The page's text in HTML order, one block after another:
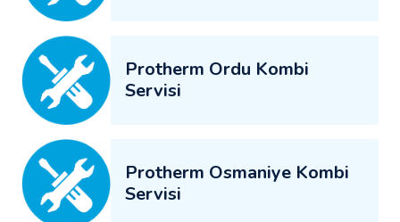
Protherm Ordu Kombi
Servisi
Protherm Osmaniye Kombi
Servisi